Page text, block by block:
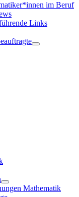
im Beruf
Links
Mathematik